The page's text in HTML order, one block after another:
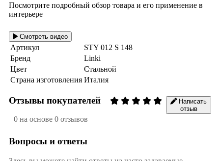
Посмотрите подробный обзор товара и его применение в
интерьере
Смотреть видео
Артикул
STY 012 S 148
Бренд
Linki
Цвет
Стальной
Страна изготовления Италия
Отзывы покупателей
0 на основе 0 отзывов
Написать
отзыв
Вопросы и ответы